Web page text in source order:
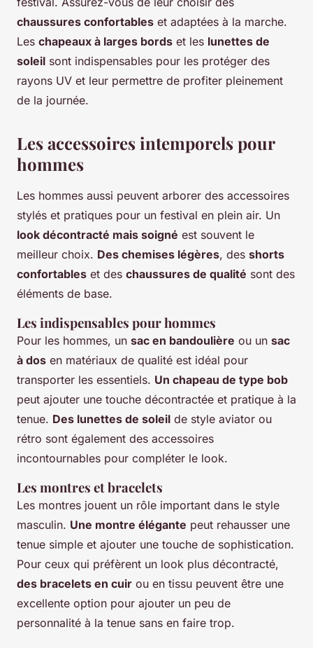
chaussures confortables et adaptées à la marche.
Les chapeaux à larges bords et les lunettes de
soleil sont indispensables pour les protéger des
rayons UV et leur permettre de profiter pleinement
de la journée.
Les accessoires intemporels pour
hommes
Les hommes aussi peuvent arborer des accessoires
stylés et pratiques pour un festival en plein air. Un
look décontracté mais soigné est souvent le
meilleur choix. Des chemises légères, des shorts
confortables et des chaussures de qualité sont des
éléments de base.
Les indispensables pour hommes
Pour les hommes, un sac en bandoulière ou un sac
à dos en matériaux de qualité est idéal pour
transporter les essentiels. Un chapeau de type bob
peut ajouter une touche décontractée et pratique à la
tenue. Des lunettes de soleil de style aviator ou
rétro sont également des accessoires
incontournables pour compléter le look.
Les montres et bracelets
Les montres jouent un rôle important dans le style
masculin. Une montre élégante peut rehausser une
tenue simple et ajouter une touche de sophistication.
Pour ceux qui préfèrent un look plus décontracté,
des bracelets en cuir ou en tissu peuvent être une
excellente option pour ajouter un peu de
personnalité à la tenue sans en faire trop.